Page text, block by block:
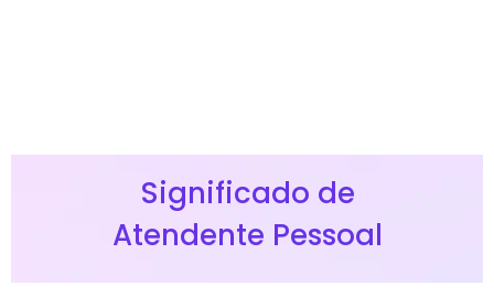
Significado de
Atendente Pessoal